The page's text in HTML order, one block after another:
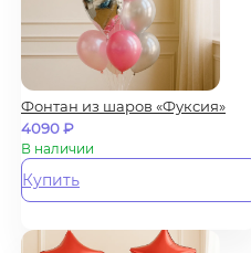
Фонтан из шаров «Фуксия»
4090₽
В наличии
Купить